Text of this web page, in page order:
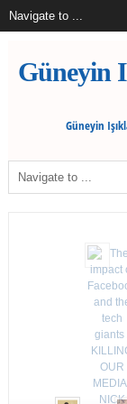
Güneyin
Güneyin